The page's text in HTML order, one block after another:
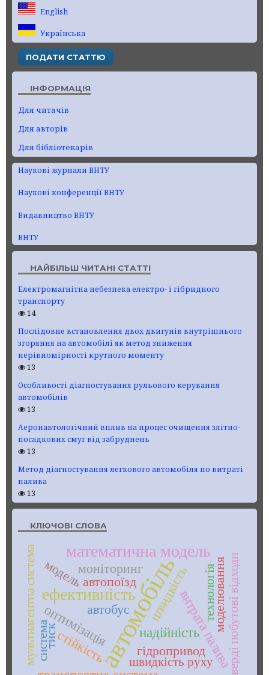
English
Українська
ПОДАТИ СТАТТЮ
ІНФОРМАЦІЯ
Для читачів
Для авторів
Для бібліотекарів
Наукові журнали ВНТУ
Наукові конференції ВНТУ
Видавництво ВНТУ
ВНТУ
НАЙБІЛЬШ ЧИТАНІ СТАТТІ
Електромагнітна небезпека електро- і гібридного
транспорту
14
Послідовне встановлення двох двигунів внутрішнього
згоряння на автомобілі як метод зниження
нерівномірності крутного моменту
13
Особливості діагностування рульового керування
автомобілів
13
Аеронавтологічний вплив на процес очищення злітно-
посадкових смуг від забруднень
13
Метод діагностування легкового автомобіля по витраті
палива
13
КЛЮЧОВІ СЛОВА
автомобіль
математична модель
ефективність
надійністьвитрата палива
швидкість
оптимізація
автопоїзд
автобус
моделювання
модель
тискстійкість
моніторинг
гідропривод
система тверді побутові відходи
технологія
мультиагентна система швидкість руху